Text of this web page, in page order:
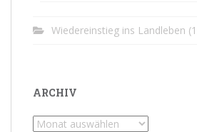
Wiedereinstieg ins Landleben
ARCHIV
Archiv